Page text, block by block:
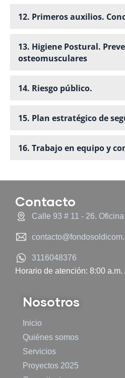
12. Primeros auxilios.
13. Higiene Postural.
osteomusculares
14. Riesgo público.
15. Plan estratégico de
16. Trabajo en equipo y
Contacto
Calle 93 # 11 - 26.
3116048376
Horario de atención: 8:00 a.m.
Nosotros
Inicio
Quiénes somos
Servicios
Proyectos 2025